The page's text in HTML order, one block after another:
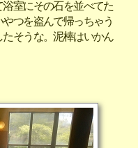
室にその石を並べてた
つを盗んで帰っちゃう
そうな。泥棒はいかん